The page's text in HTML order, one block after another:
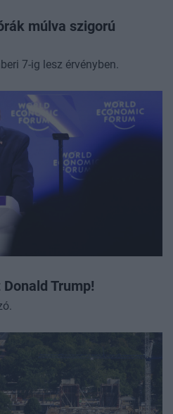
múlva szigorú
7-ig lesz érvényben.
Trump!